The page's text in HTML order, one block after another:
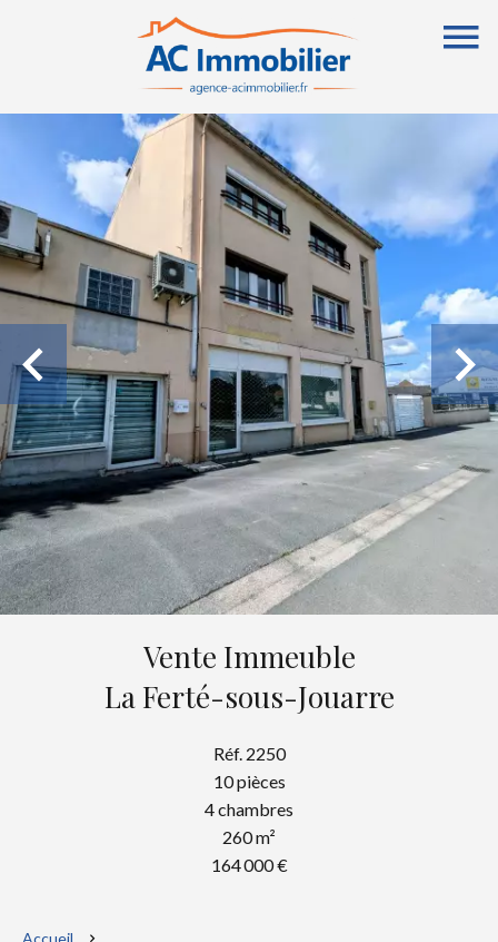
Vente Immeuble
La Ferté-sous-Jouarre
Réf. 2250
10 pièces
4 chambres
260 m²
164 000 €
Accueil